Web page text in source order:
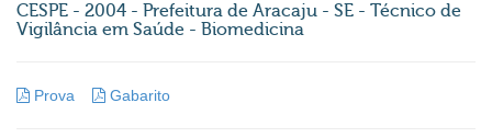
CESPE - 2004 - Prefeitura de Aracaju - SE - Técnico de
Vigilância em Saúde - Biomedicina
Prova Gabarito